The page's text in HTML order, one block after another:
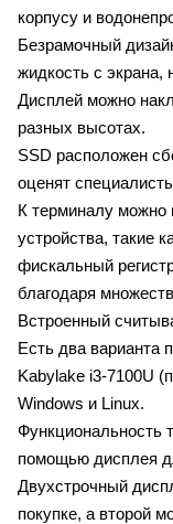
корпусу и
Безрамочный
жидкость с экрана,
Дисплей можно
разных высотах.
SSD расположен
оценят
К терминалу можно
устройства, такие
фискальный
благодаря
Встроенный
Есть два варианта
Kabylake i3-7100U
Windows и Linux.
Функциональность
помощью дисплея
Двухстрочный
покупке, а второй